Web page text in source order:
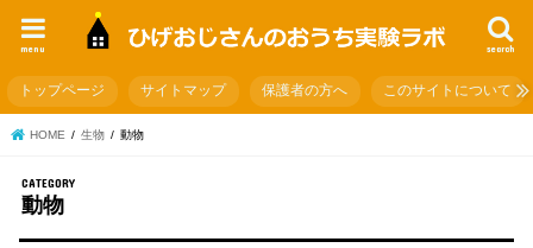
search
menu
トップページ サイトマップ 保護者の方へ このサイトについて
HOME 生物 動物
動物